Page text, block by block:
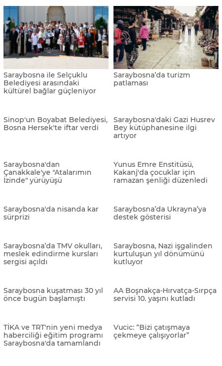
“Selçukludan Saraybosna’ya
Kardeşlik Köprüsü” projesi
başladı
Zeljeznicar ve
Saraybosna'nın emektar
oyuncuları yenişemedi
Saraybosna'da "Ferhadiye
Truss'tan Bosna Hersek'te
barışı koruma mesajı
Polisler, korudukları binanın
önünde bu kez protesto
düzenledi
Saraybosna ile Selçuklu
Belediyesi arasındaki
Saraybosna’da turizm